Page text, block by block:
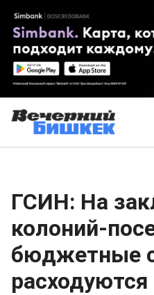
ГСИН: На
колоний-
бюджетные
расходуются